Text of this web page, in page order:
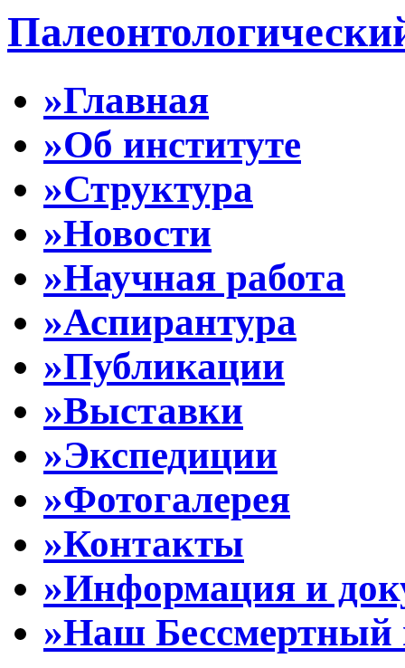
»Главная
»Об институте
»Структура
»Новости
»Научная работа
»Аспирантура
»Публикации
»Выставки
»Экспедиции
»Фотогалерея
»Контакты
»Информация и
»Наш Бессмертный